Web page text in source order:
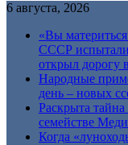
6 августа, 2026
«Вы
СССР испытали
открыл дорогу
Народные
день – новых
Раскрыта
семействе
Когда